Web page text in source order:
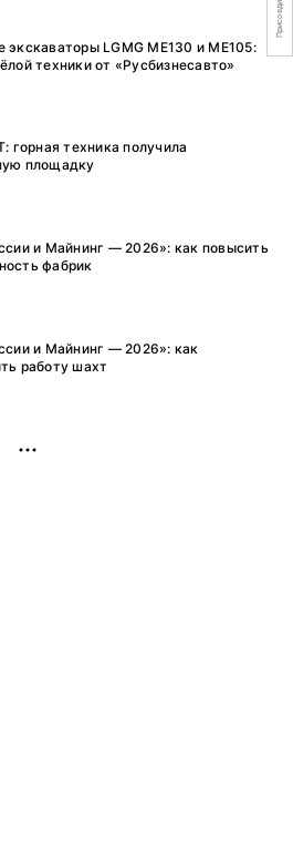
экскаваторы LGMG ME130 и ME105:
техники от «Русбизнесавто»
горная техника получила
площадку
и Майнинг — 2026»: как повысить
фабрик
и Майнинг — 2026»: как
работу шахт